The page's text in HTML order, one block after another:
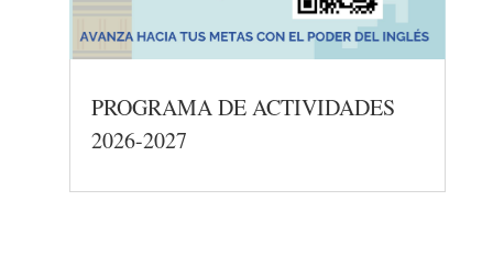
PROGRAMA DE ACTIVIDADES
2026-2027